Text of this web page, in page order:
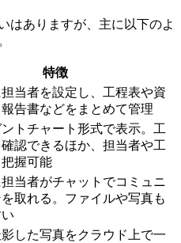
はありますが、主に以下のよ
特徴
当者を設定し、工程表や資
告書などをまとめて管理
トチャート形式で表示。工
認できるほか、担当者や工
握可能
当者がチャットでコミュニ
取れる。ファイルや写真も
した写真をクラウド上で一